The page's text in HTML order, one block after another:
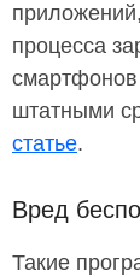
процесса
смартфонов
штатными
статье.
Вред
Такие